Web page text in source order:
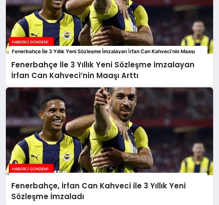
Fenerbahçe İle 3 Yıllık Yeni Sözleşme İmzalayan
İrfan Can Kahveci’nin Maaşı Arttı
Fenerbahçe, İrfan Can Kahveci ile 3 Yıllık Yeni
Sözleşme İmzaladı